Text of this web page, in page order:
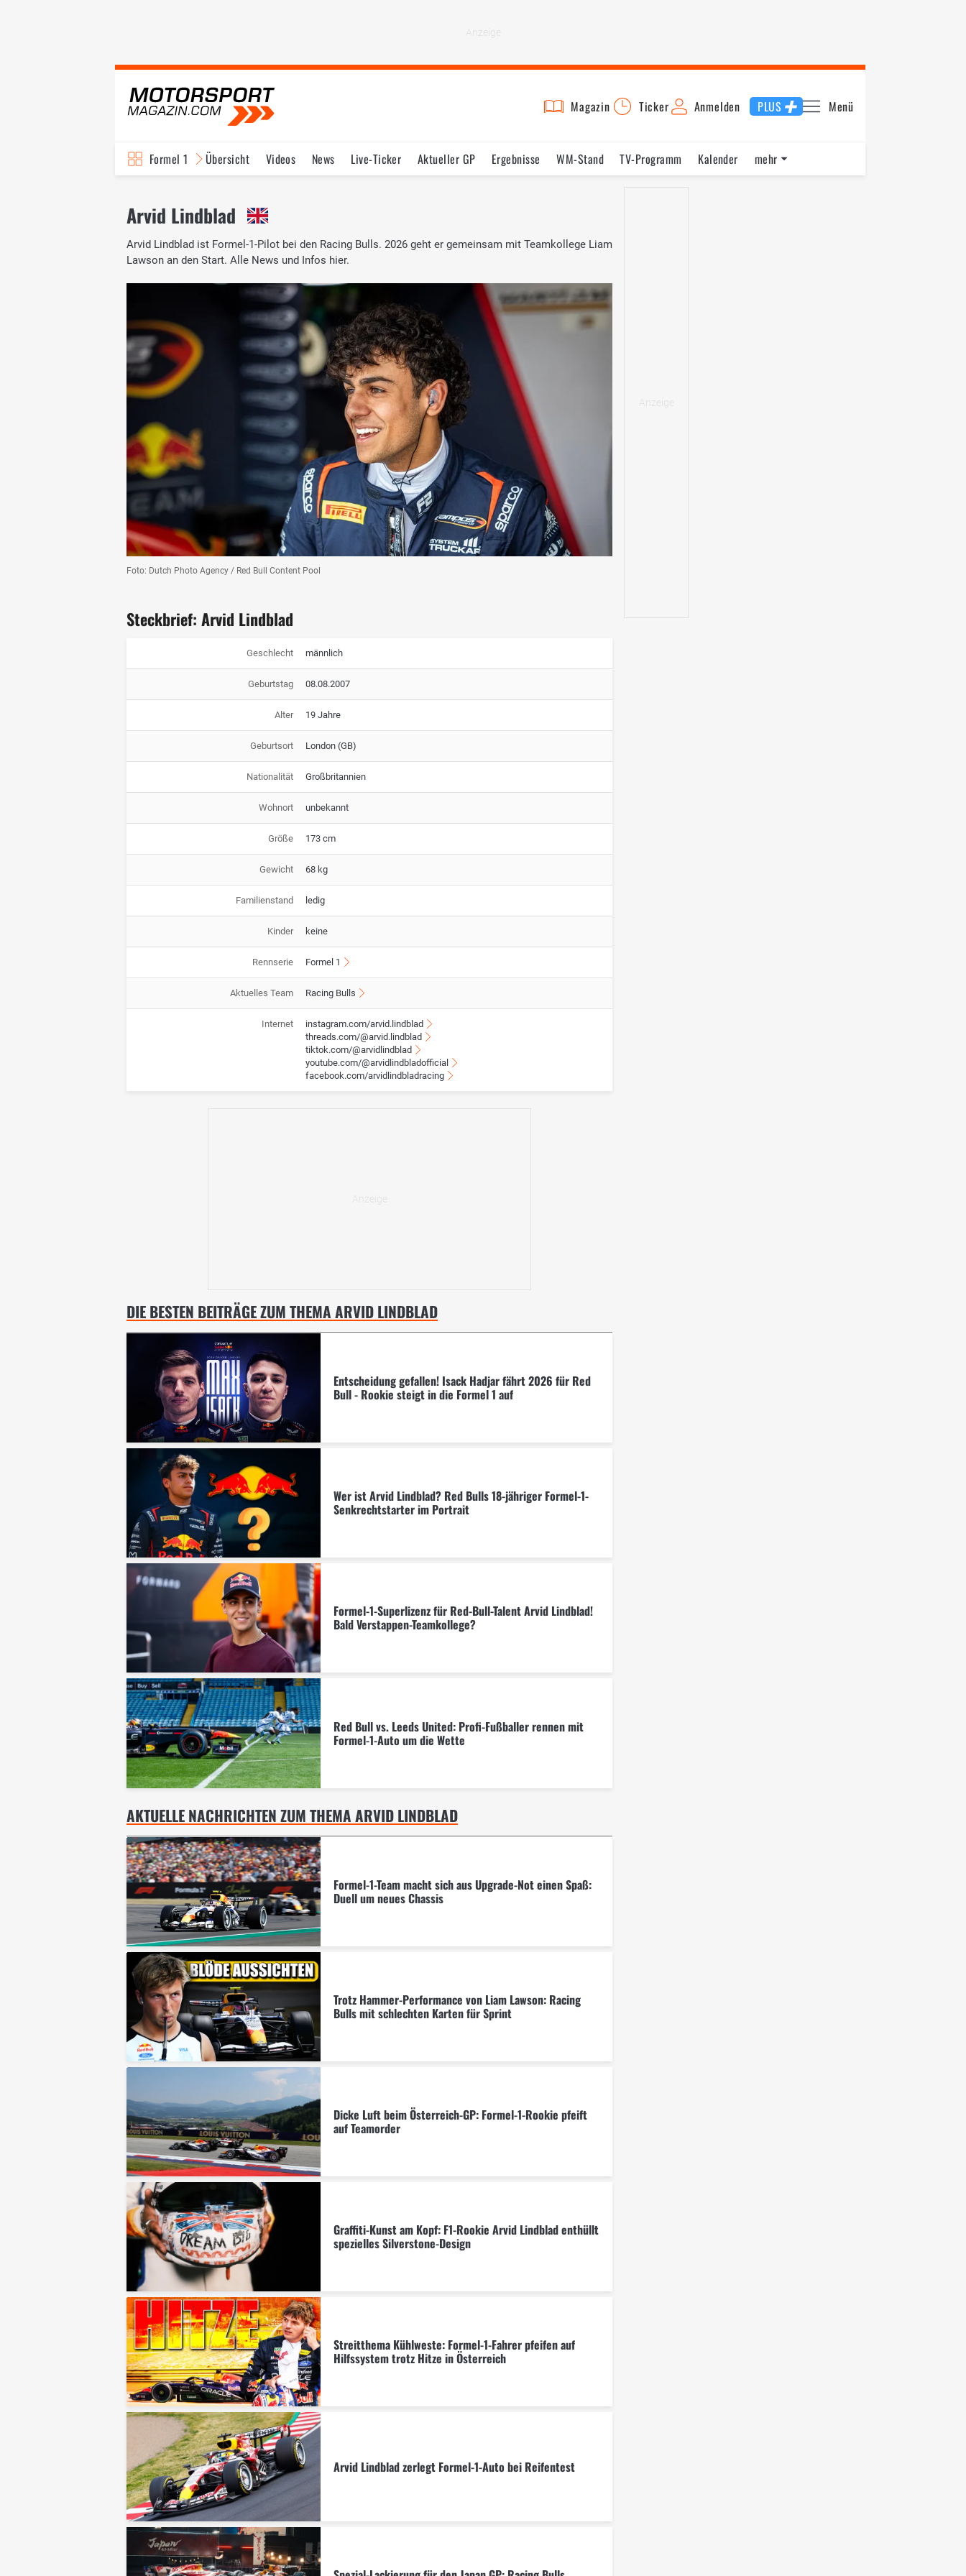
Magazin Ticker Anmelden PLUS Menü
Formel 1 Übersicht Videos News Live-Ticker Aktueller GP Ergebnisse WM-Stand TV-Programm
Kalender
mehr
Arvid Lindblad
Arvid Lindblad ist Formel-1-Pilot bei den Racing Bulls. 2026 geht er gemeinsam mit Teamkollege Liam
Lawson an den Start. Alle News und Infos hier.
Foto: Dutch Photo Agency / Red Bull Content Pool
Steckbrief: Arvid Lindblad
Geschlecht männlich
Geburtstag 08.08.2007
Alter 19 Jahre
Geburtsort London (GB)
Nationalität Großbritannien
Wohnort unbekannt
Größe 173 cm
Gewicht 68 kg
Familienstand ledig
Kinder keine
Rennserie Formel 1
Aktuelles Team Racing Bulls
Internet
instagram.com/arvid.lindblad
threads.com/@arvid.lindblad
tiktok.com/@arvidlindblad
youtube.com/@arvidlindbladofficial
facebook.com/arvidlindbladracing
DIE BESTEN BEITRÄGE ZUM THEMA ARVID LINDBLAD
Entscheidung gefallen! Isack Hadjar fährt 2026 für Red
Bull - Rookie steigt in die Formel 1 auf
Wer ist Arvid Lindblad? Red Bulls 18-jähriger Formel-1-
Senkrechtstarter im Portrait
Formel-1-Superlizenz für Red-Bull-Talent Arvid Lindblad!
Bald Verstappen-Teamkollege?
Red Bull vs. Leeds United: Profi-Fußballer rennen mit
Formel-1-Auto um die Wette
AKTUELLE NACHRICHTEN ZUM THEMA ARVID LINDBLAD
Formel-1-Team macht sich aus Upgrade-Not einen Spaß:
Duell um neues Chassis
Trotz Hammer-Performance von Liam Lawson: Racing
Bulls mit schlechten Karten für Sprint
Dicke Luft beim Österreich-GP: Formel-1-Rookie pfeift
auf Teamorder
Graffiti-Kunst am Kopf: F1-Rookie Arvid Lindblad enthüllt
spezielles Silverstone-Design
Streitthema Kühlweste: Formel-1-Fahrer pfeifen auf
Hilfssystem trotz Hitze in Österreich
Arvid Lindblad zerlegt Formel-1-Auto bei Reifentest